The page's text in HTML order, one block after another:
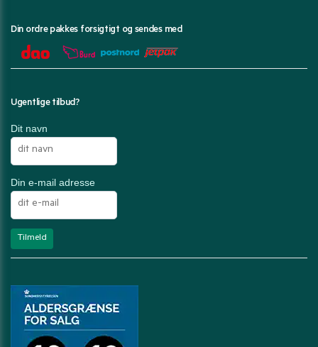
Din ordre pakkes forsigtigt og sendes med
Ugentlige tilbud?
Dit navn
Din e-mail adresse